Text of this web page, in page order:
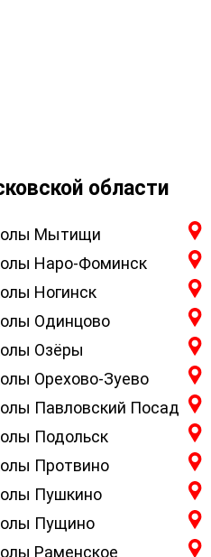
области
Мытищи
Наро-Фоминск
Ногинск
Одинцово
Озёры
Орехово-Зуево
Павловский Посад
Подольск
Протвино
Пушкино
Пущино
Раменское